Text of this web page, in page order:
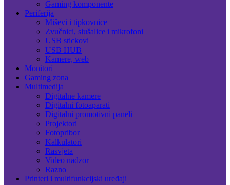
Gaming komponente
Periferija
Miševi i tipkovnice
Zvučnici, slušalice i mikrofoni
USB stickovi
USB HUB
Kamere, web
Monitori
Gaming zona
Multimedija
Digitalne kamere
Digitalni fotoaparati
Digitalni promotivni paneli
Projektori
Fotopribor
Kalkulatori
Rasvjeta
Video nadzor
Razno
Printeri i multifunkcijski uređaji